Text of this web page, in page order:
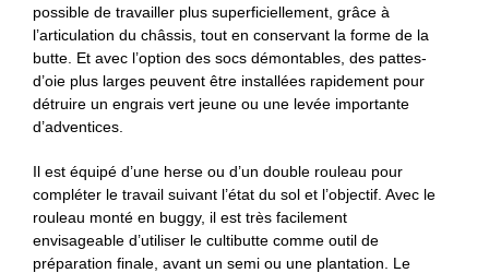
possible de travailler plus superficiellement, grâce à
l’articulation du châssis, tout en conservant la forme de la
butte. Et avec l’option des socs démontables, des pattes-
d’oie plus larges peuvent être installées rapidement pour
détruire un engrais vert jeune ou une levée importante
d’adventices.
Il est équipé d’une herse ou d’un double rouleau pour
compléter le travail suivant l’état du sol et l’objectif. Avec le
rouleau monté en buggy, il est très facilement
envisageable d’utiliser le cultibutte comme outil de
préparation finale, avant un semi ou une plantation. Le